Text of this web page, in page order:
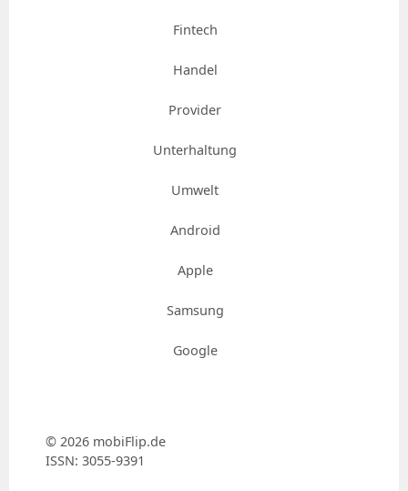
Fintech
Handel
Provider
Unterhaltung
Umwelt
Android
Apple
Samsung
Google
© 2026 mobiFlip.de
ISSN: 3055-9391